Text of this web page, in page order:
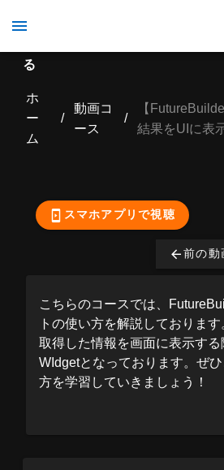
る
ホ
ー
ム
/
動画コ
ース
/
【
結果をUIに表
購入する
スマホアプリで視聴
前の動
こちらのコースでは、
トの使い方を解説しておりま
取得した情報を画面に表示する
WIdgetとなっております。ぜ
方を学習していきましょう！